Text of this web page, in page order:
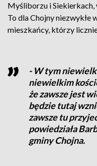
Myśliborzu i Siekierkach,
To dla Chojny niezwykłe
mieszkańcy, którzy
- W tym
niewielkim
że zawsze jest
będzie tutaj
zawsze tu
powiedziała
gminy Chojna.